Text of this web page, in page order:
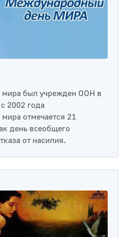
был учрежден ООН в
2002 года
отмечается 21
день всеобщего
от насилия.